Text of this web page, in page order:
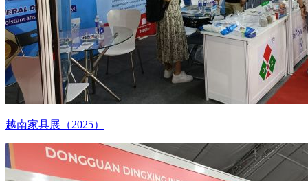
越南家具展（2025）